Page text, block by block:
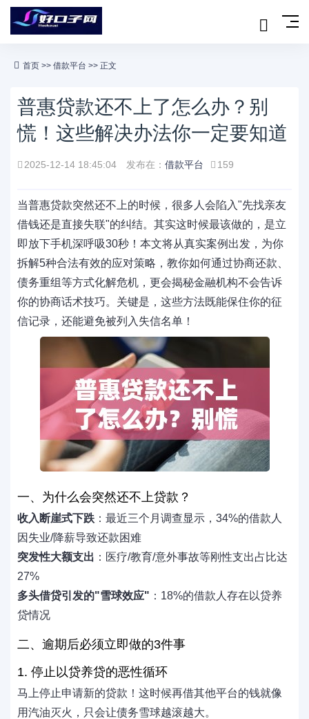
首页 >> 借款平台 >> 正文
普惠贷款还不上了怎么办？别
慌！这些解决办法你一定要知道
2025-12-14 18:45:04 发布在： 借款平台 159
当普惠贷款突然还不上的时候，很多人会陷入"先找亲友
借钱还是直接失联"的纠结。其实这时候最该做的，是立
即放下手机深呼吸30秒！本文将从真实案例出发，为你
拆解5种合法有效的应对策略，教你如何通过协商还款、
债务重组等方式化解危机，更会揭秘金融机构不会告诉
你的协商话术技巧。关键是，这些方法既能保住你的征
信记录，还能避免被列入失信名单！
一、为什么会突然还不上贷款？
收入断崖式下跌 ：最近三个月调查显示，34%的借款人
因失业/降薪导致还款困难
突发性大额支出 ：医疗/教育/意外事故等刚性支出占比达
27%
多头借贷引发的"雪球效应" ：18%的借款人存在以贷养
贷情况
二、逾期后必须立即做的3件事
1. 停止以贷养贷的恶性循环
马上停止申请新的贷款！这时候再借其他平台的钱就像
用汽油灭火，只会让债务雪球越滚越大。